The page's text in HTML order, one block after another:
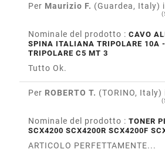
Per Maurizio F. (Guardea, Italy)
Nominale del prodotto : CAVO
SPINA ITALIANA TRIPOLARE 10A
TRIPOLARE C5 MT 3
Tutto Ok.
Per ROBERTO T. (TORINO, Italy)
Nominale del prodotto : TONER
SCX4200 SCX4200R SCX4200F
ARTICOLO PERFETTAMENTE...